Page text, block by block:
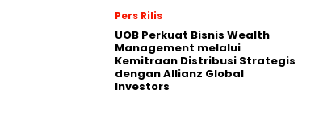
Pers Rilis
UOB Perkuat Bisnis Wealth
Management melalui
Kemitraan Distribusi Strategis
dengan Allianz Global
Investors